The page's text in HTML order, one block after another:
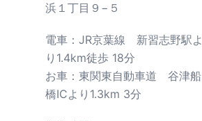
浜１丁目９−５
電車：JR京葉線 新習志野駅よ
り1.4km徒歩 18分
お車：東関東自動車道 谷津船
橋ICより1.3km 3分